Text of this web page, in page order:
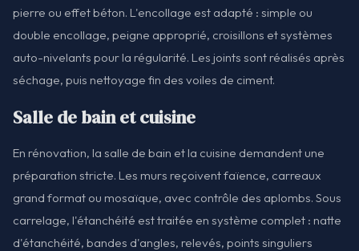
pierre ou effet béton. L'encollage est adapté : simple ou
double encollage, peigne approprié, croisillons et systèmes
auto-nivelants pour la régularité. Les joints sont réalisés après
séchage, puis nettoyage fin des voiles de ciment.
Salle de bain et cuisine
En rénovation, la salle de bain et la cuisine demandent une
préparation stricte. Les murs reçoivent faïence, carreaux
grand format ou mosaïque, avec contrôle des aplombs. Sous
carrelage, l'étanchéité est traitée en système complet : natte
d'étanchéité, bandes d'angles, relevés, points singuliers